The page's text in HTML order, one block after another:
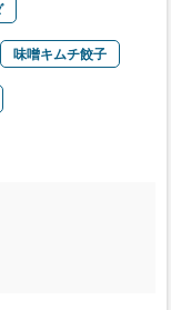
味噌キムチ餃子